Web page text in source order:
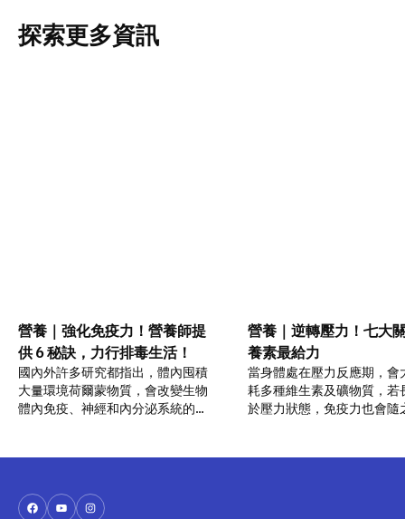
探索更多資訊
營養｜強化免疫力！營養師提
供 6 秘訣，力行排毒生活！
國內外許多研究都指出，體內囤積
大量環境荷爾蒙物質，會改變生物
體內免疫、神經和內分泌系統的正
成為全民首要任務！
營養｜逆轉壓力！七大
養素最給力
當身體處在壓力反應期，會
耗多種維生素及礦物質，若
於壓力狀態，免疫力也會隨